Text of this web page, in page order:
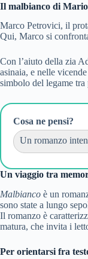
Il malbianco di
Marco Petrovici, il
Qui, Marco si
Con l’aiuto della zia
asinaia, e nelle
simbolo del legame tra
Cosa ne pensi?
Un romanzo
Un viaggio tra
Malbianco è un
sono state a lungo
Il romanzo è
matura, che invita i
Per orientarsi fra